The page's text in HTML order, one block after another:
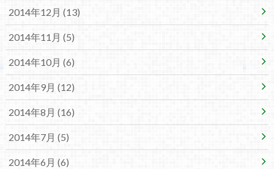
2014年12月 (13)
2014年11月 (5)
2014年10月 (6)
2014年9月 (12)
2014年8月 (16)
2014年7月 (5)
2014年6月 (6)